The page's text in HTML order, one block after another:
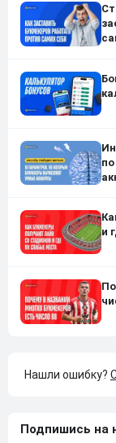
и
Нашли ошибку?
Подпишись на